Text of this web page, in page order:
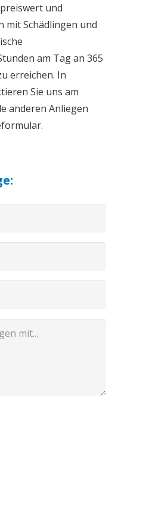
und
am Tag an 365
Sie uns am
anderen Anliegen
Anfrageformular.